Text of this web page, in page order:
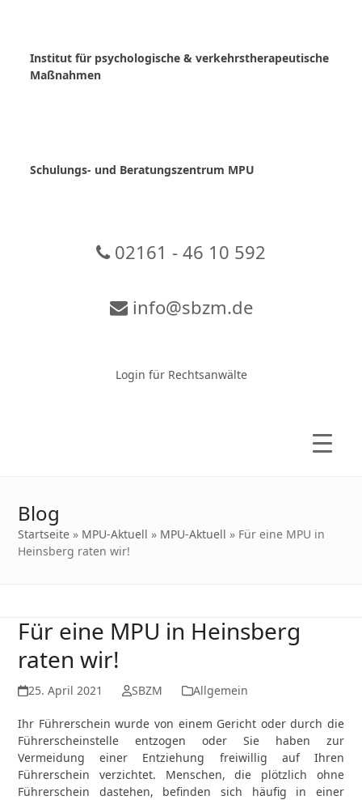
Institut für psychologische & verkehrstherapeutische
Maßnahmen
Schulungs- und Beratungszentrum MPU
02161 - 46 10 592
info@sbzm.de
Login für Rechtsanwälte
Blog
Startseite » MPU-Aktuell » MPU-Aktuell » Für eine MPU in
Heinsberg raten wir!
Für eine MPU in Heinsberg
raten wir!
25. April 2021 SBZM Allgemein
Ihr Führerschein wurde von einem Gericht oder durch die
Führerscheinstelle entzogen oder Sie haben zur
Vermeidung einer Entziehung freiwillig auf Ihren
Führerschein verzichtet. Menschen, die plötzlich ohne
Führerschein dastehen, befinden sich häufig in einer